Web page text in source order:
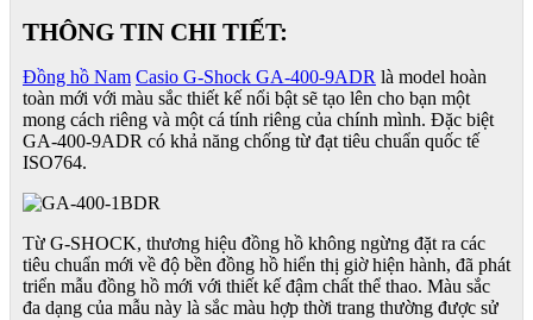
THÔNG TIN CHI TIẾT:
Đồng hồ Nam Casio G-Shock GA-400-9ADR là model hoàn
toàn mới với màu sắc thiết kế nổi bật sẽ tạo lên cho bạn một
mong cách riêng và một cá tính riêng của chính mình. Đặc biệt
GA-400-9ADR có khả năng chống từ đạt tiêu chuẩn quốc tế
ISO764.
Từ G-SHOCK, thương hiệu đồng hồ không ngừng đặt ra các
tiêu chuẩn mới về độ bền đồng hồ hiển thị giờ hiện hành, đã phát
triển mẫu đồng hồ mới với thiết kế đậm chất thể thao. Màu sắc
đa dạng của mẫu này là sắc màu hợp thời trang thường được sử